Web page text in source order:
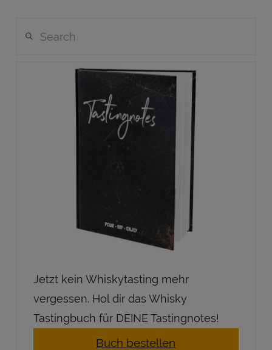
Jetzt kein Whiskytasting mehr
vergessen. Hol dir das Whisky
Tastingbuch für DEINE Tastingnotes!
Buch bestellen